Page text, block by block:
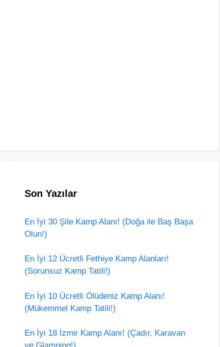
Son Yazılar
En İyi 30 Şile Kamp Alanı! (Doğa ile Baş Başa
Olun!)
En İyi 12 Ücretli Fethiye Kamp Alanları!
(Sorunsuz Kamp Tatili!)
En İyi 10 Ücretli Ölüdeniz Kamp Alanı!
(Mükemmel Kamp Tatili!)
En İyi 18 İzmir Kamp Alanı! (Çadır, Karavan